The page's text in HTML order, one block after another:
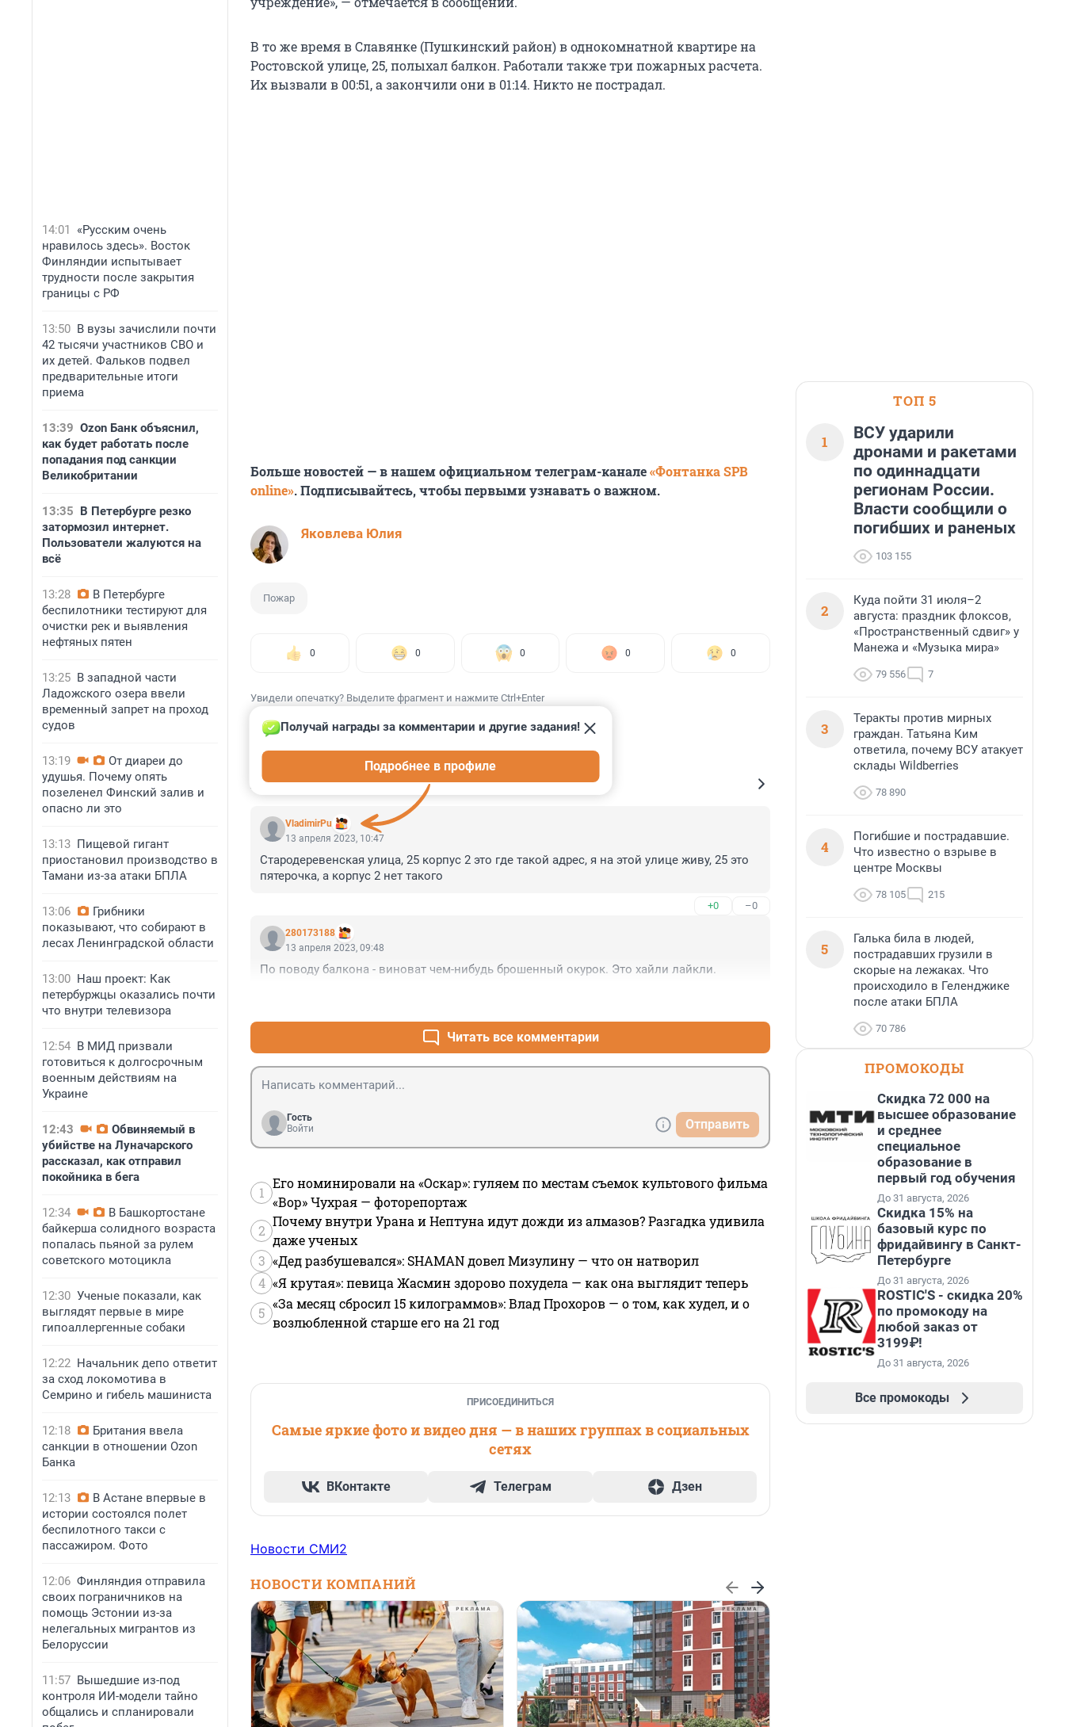
14:01
«Русским очень
нравилось здесь». Восток
Финляндии испытывает
трудности после закрытия
границы с РФ
13:50 В вузы зачислили почти
42 тысячи участников СВО и
их детей. Фальков подвел
предварительные итоги
приема
13:39 Ozon Банк объяснил,
как будет работать после
попадания под санкции
Великобритании
13:35 В Петербурге резко
затормозил интернет.
Пользователи жалуются на
всё
13:28
В Петербурге
беспилотники тестируют для
очистки рек и выявления
нефтяных пятен
13:25 В западной части
Ладожского озера ввели
временный запрет на проход
судов
13:19
От диареи до
удушья. Почему опять
позеленел Финский залив и
опасно ли это
13:13 Пищевой гигант
приостановил производство в
Тамани из-за атаки БПЛА
13:06
Грибники
показывают, что собирают в
лесах Ленинградской области
13:00 Наш проект: Как
петербуржцы оказались почти
что внутри телевизора
12:54 В МИД призвали
готовиться к долгосрочным
военным действиям на
Украине
12:43
Обвиняемый в
убийстве на Луначарского
рассказал, как отправил
покойника в бега
12:34
В Башкортостане
байкерша солидного возраста
попалась пьяной за рулем
советского мотоцикла
12:30 Ученые показали, как
выглядят первые в мире
гипоаллергенные собаки
12:22 Начальник депо ответит
за сход локомотива в
Семрино и гибель машиниста
12:18
Британия ввела
санкции в отношении Ozon
Банка
12:13
В Астане впервые в
истории состоялся полет
беспилотного такси с
пассажиром. Фото
12:06 Финляндия отправила
своих пограничников на
помощь Эстонии из-за
нелегальных мигрантов из
Белоруссии
11:57 Вышедшие из-под
контроля ИИ-модели тайно
общались и спланировали
В то же время в Славянке (Пушкинский район) в однокомнатной квартире на
Ростовской улице, 25, полыхал балкон. Работали также три пожарных расчета.
Их вызвали в 00:51, а закончили они в 01:14. Никто не пострадал.
Больше новостей — в нашем официальном телеграм-канале«Фонтанка SPB
online». Подписывайтесь, чтобы первыми узнавать о важном.
Яковлева Юлия
Пожар
0 0 0 0 0
Увидели опечатку? Выделите фрагмент и нажмите Ctrl+Enter
КОММЕНТАРИИ 2
VladimirPu
Получай награды за комментарии и другие задания!
Подробнее в профиле
13 апреля 2023, 10:47
Стародеревенская улица, 25 корпус 2 это где такой адрес, я на этой улице живу, 25 это
пятерочка, а корпус 2 нет такого
+0 –0
280173188
13 апреля 2023, 09:48
По поводу балкона - виноват чем-нибудь брошенный окурок. Это хайли лайкли.
Читать все комментарии
Гость
Войти
Отправить
1
Его номинировали на «Оскар»: гуляем по местам съемок культового фильма
«Вор» Чухрая — фоторепортаж
2
Почему внутри Урана и Нептуна идут дожди из алмазов? Разгадка удивила
даже ученых
3 «Дед разбушевался»: SHAMAN довел Мизулину — что он натворил
4 «Я крутая»: певица Жасмин здорово похудела — как она выглядит теперь
5
«За месяц сбросил 15 килограммов»: Влад Прохоров — о том, как худел, и о
возлюбленной старше его на 21 год
ПРИСОЕДИНИТЬСЯ
Самые яркие фото и видео дня — в наших группах в социальных
сетях
ВКонтакте Телеграм Дзен
Новости СМИ2
НОВОСТИ КОМПАНИЙ
ТОП 5
1
ВСУ ударили
дронами и ракетами
по одиннадцати
регионам России.
Власти сообщили о
погибших и раненых
103 155
2
Куда пойти 31 июля–2
августа: праздник флоксов,
«Пространственный сдвиг» у
Манежа и «Музыка мира»
79 556 7
3
Теракты против мирных
граждан. Татьяна Ким
ответила, почему ВСУ атакует
склады Wildberries
78 890
4
Погибшие и пострадавшие.
Что известно о взрыве в
центре Москвы
78 105 215
5
Галька била в людей,
пострадавших грузили в
скорые на лежаках. Что
происходило в Геленджике
после атаки БПЛА
70 786
ПРОМОКОДЫ
Скидка 72 000 на
высшее образование
и среднее
специальное
образование в
первый год обучения
До 31 августа, 2026
Скидка 15% на
базовый курс по
фридайвингу в Санкт-
Петербурге
До 31 августа, 2026
ROSTIC'S - скидка 20%
по промокоду на
любой заказ от
3199₽!
До 31 августа, 2026
Все промокоды